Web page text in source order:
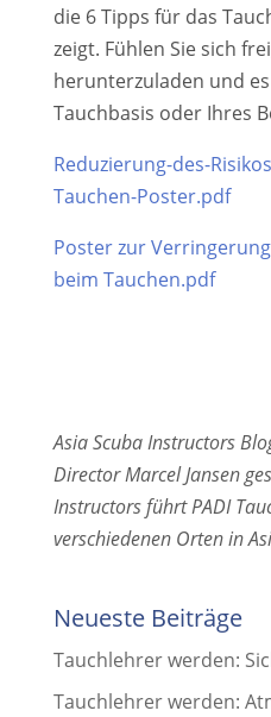
die 6 Tipps für das
zeigt. Fühlen Sie sich
herunterzuladen und
Tauchbasis oder Ihres
Reduzierung-des-
Tauchen-Poster.pdf
Poster zur
beim Tauchen.pdf
Asia Scuba Instructors
Director Marcel Jansen
Instructors führt PADI
verschiedenen Orten in
Neueste Beiträge
Tauchlehrer werden:
Tauchlehrer werden: